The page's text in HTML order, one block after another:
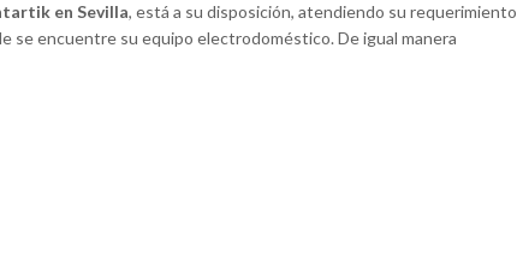
en Sevilla, está a su disposición, atendiendo su requerimiento
se encuentre su equipo electrodoméstico. De igual manera